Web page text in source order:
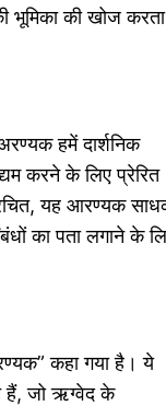
भूमिका की खोज करता
हमें दार्शनिक
करने के लिए प्रेरित
यह आरण्यक
का पता लगाने के
कहा गया है। ये
हैं, जो ऋग्वेद के